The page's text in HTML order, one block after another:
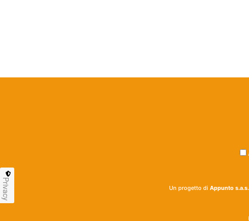
Un progetto di Appunto s.a.s.
Privacy